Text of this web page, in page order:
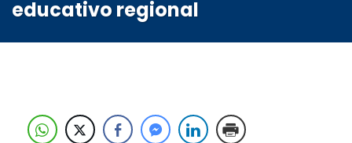
educativo regional